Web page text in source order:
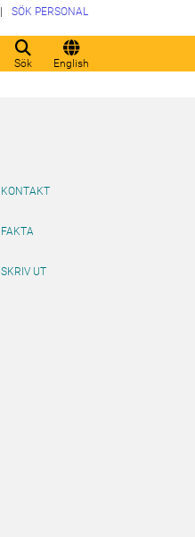
Sök English
SÖK PERSONAL
KONTAKT
FAKTA
SKRIV UT